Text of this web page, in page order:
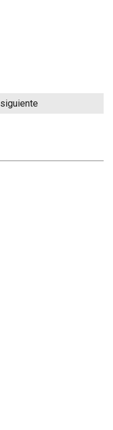
siguiente